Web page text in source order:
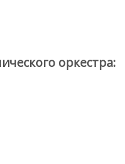
оркестра: